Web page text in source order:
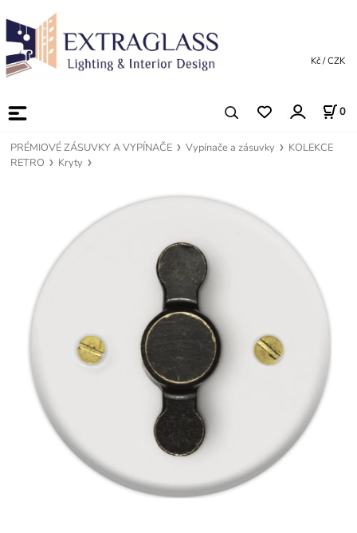
0
Kč / CZK
PRÉMIOVÉ ZÁSUVKY A VYPÍNAČE Vypínače a zásuvky
KOLEKCE
RETRO
Kryty